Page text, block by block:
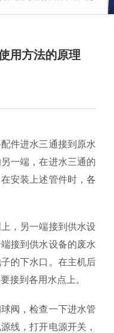
用方法的原理
件进水三通接到原水
一端，在进水三通的
安装上述管件时，各
，另一端接到供水设
接到供水设备的废水
的下水口。在主机后
接到各用水点上。
阀，检查一下进水管
线，打开电源开关，